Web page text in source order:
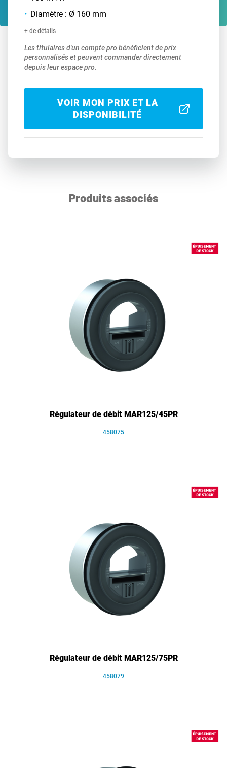
Diamètre : Ø 160 mm
+ de détails
Les titulaires d'un compte pro bénéficient de prix
personnalisés et peuvent commander directement
depuis leur espace pro.
VOIR MON PRIX ET LA
DISPONIBILITÉ
Produits associés
Régulateur de débit MAR125/45PR
458075
Régulateur de débit MAR125/75PR
458079